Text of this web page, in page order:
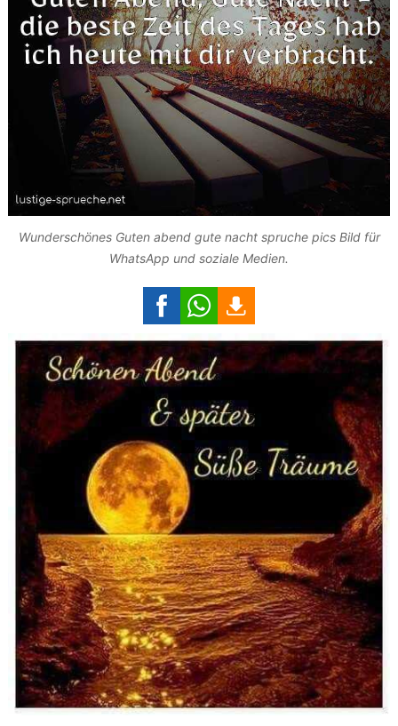
Wunderschönes Guten abend gute nacht spruche pics Bild für
WhatsApp und soziale Medien.